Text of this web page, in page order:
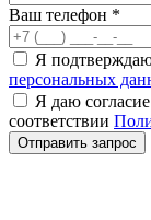
Ваш телефон *
Я
персональных
Я даю
соответствии
Отправить запрос